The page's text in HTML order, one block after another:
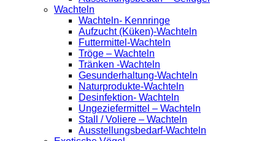
Wachteln
Wachteln- Kennringe
Aufzucht (Küken)-Wachteln
Futtermittel-Wachteln
Tröge – Wachteln
Tränken -Wachteln
Gesunderhaltung-Wachteln
Naturprodukte-Wachteln
Desinfektion- Wachteln
Ungeziefermittel – Wachteln
Stall / Voliere – Wachteln
Ausstellungsbedarf-Wachteln